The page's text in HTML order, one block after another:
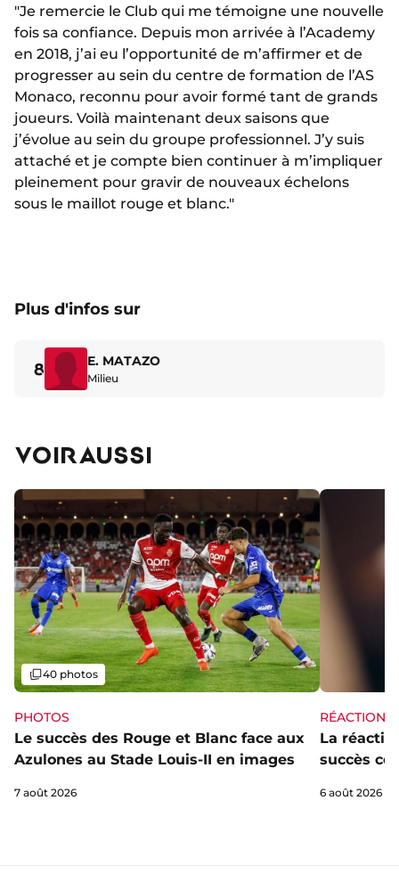
"Je remercie le Club qui me témoigne une nouvelle
fois sa confiance. Depuis mon arrivée à l’Academy
en 2018, j’ai eu l’opportunité de m’affirmer et de
progresser au sein du centre de formation de l’AS
Monaco, reconnu pour avoir formé tant de grands
joueurs. Voilà maintenant deux saisons que
j’évolue au sein du groupe professionnel. J’y suis
attaché et je compte bien continuer à m’impliquer
pleinement pour gravir de nouveaux échelons
sous le maillot rouge et blanc."
Plus d'infos sur
8 E. MATAZO
Milieu
VOIR AUSSI
PHOTOS
Le succès des Rouge et Blanc face aux
Azulones au Stade Louis-II en images
Galerie
40 photos
7 août 2026
RÉACTIONS
La
succès
6 août 2026